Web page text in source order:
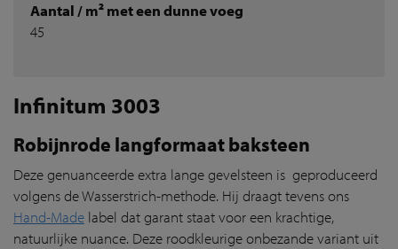
Aantal / m² met een dunne voeg
45
Infinitum 3003
Robijnrode langformaat baksteen
Deze genuanceerde extra lange gevelsteen is geproduceerd
volgens de Wasserstrich-methode. Hij draagt tevens ons
Hand-Made label dat garant staat voor een krachtige,
natuurlijke nuance. Deze roodkleurige onbezande variant uit